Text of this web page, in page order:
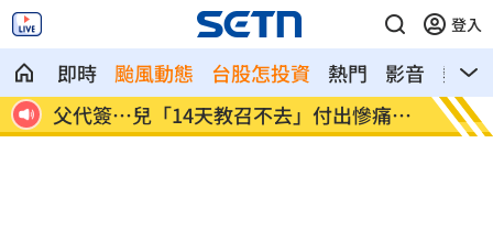
登入
即時 颱風動態 台股怎投資 熱門 影音
熱搜
代
許忠信質詢炫耀飛行夾克！陳清龍回應了
營養
了